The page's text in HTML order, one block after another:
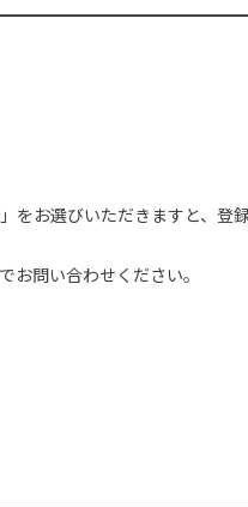
お選びいただきますと、登録
お問い合わせください。